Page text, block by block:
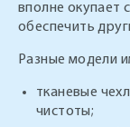
вполне окупает
обеспечить
Разные модели
тканевые
чистоты;